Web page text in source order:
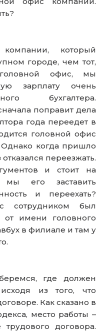
который
городе, чем тот,
головной офис, мы
зарплату очень
бухгалтера.
поправит дела
года переедет в
головной офис
когда пришло
переезжать.
и стоит на
его заставить
и переехать?
сотрудником был
от имени головного
в филиале и там у
где должен
исходя из того, что
Как сказано в
место работы –
трудового договора.